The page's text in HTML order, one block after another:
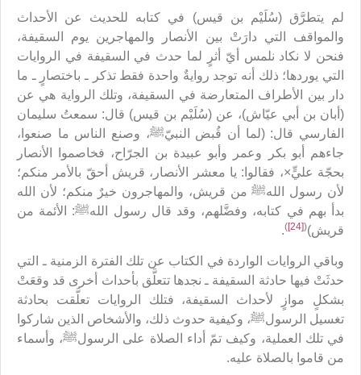
لم يتطرَّق (سُلَيْم بن قيس) في كتابه للحديث عن الأحداث
والمواقف التي دارَتْ بين الأنصار والمهاجرين يوم السقيفة،
فنحن لا نكاد نلمس أيّ أثرٍ لما حدث في السقيفة في الروايات
التي يوردها؛ ذلك أنه توجد روايةٌ واحدة فقط تذكر ـ باختصارٍ ـ ما
دار بين الأطراف المتعارضة في السقيفة، وتلك الرواية هي عن
(أبان بن أبي عيّاش)، عن (سُلَيْم بن قيس) قال: سمعتُ سليمان
الفارسي قال: (لما أن قُبض النبيّﷺ، وصنع الناس ما صنعوا،
جاءهم أبو بكر وعمر وأبو عبيدة بن الجرّاح، فخاصموا الأنصار
بحجّة عليٍّ×، فقالوا: يا معشر الأنصار، قريش أحقّ بالأمر منكم؛
لأن رسول اللهﷺ من قريش، والمهاجرون خيرٌ منكم؛ لأن الله
بدأ بهم في كتابه، وفضَّلهم، وقد قال رسول اللهﷺ: الأئمة من
قريش)(
[24]
)
.
وباقي الروايات الواردة في الكتاب عن تلك الفترة الزمنية ـ التي
حدثَتْ فيها حادثة السقيفة ـ نجدها تتعلَّق بأحداث أخرى قد وقعَتْ
بشكلٍ موازٍ لأحداث السقيفة، فتلك الروايات تعلَّقت بحادثة
تغسيل الرسولﷺ، وكيفية حدوث ذلك، والأشخاص الذين شاركوا
في تلك العملية، وكيف تمّ أداء الصلاة على الرسولﷺ، وأسماء
من قاموا بالصلاة عليه.